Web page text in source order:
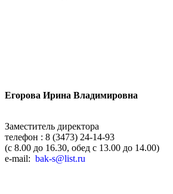
Егорова Ирина Владимировна
Заместитель директора
телефон : 8 (3473) 24-14-93
(с 8.00 до 16.30, обед с 13.00 до 14.00)
e-mail: bak-s@list.ru